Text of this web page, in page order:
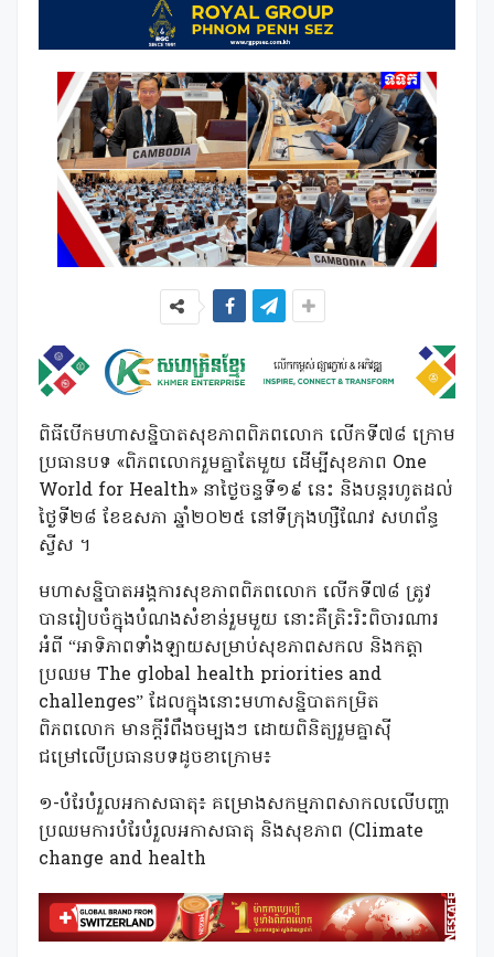
ពិធីបើកមហាសន្និបាតសុខភាពពិភពលោក លើកទី៧៨​ ក្រោម
ប្រធានបទ «ពិភពលោករួមគ្នាតែមួយ ដើម្បីសុខភាព One
World for Health» នាថ្ងៃចន្ទទី១៩ នេះ និងបន្តរហូតដល់
ថ្ងៃទី២៨ ខែឧសភា ឆ្នាំ២០២៥ នៅទីក្រុងហ្សឺណែវ សហព័ន្ធ
ស្វីស ។
មហាសន្និបាតអង្គការសុខភាពពិភពលោក លើកទី៧៨ ត្រូវ
បានរៀបចំក្នុងបំណងសំខាន់រួមមួយ នោះគឺត្រិះរិះពិចារណារ
អំពី “អាទិភាពទាំងឡាយសម្រាប់សុខភាពសកល និងកត្តា
ប្រឈម The global health priorities and
challenges” ដែលក្នុងនោះមហាសន្និបាតកម្រិត
ពិភពលោក មានក្តីរំពឹងចម្បងៗ ដោយពិនិត្យរួមគ្នាសុី
ជម្រៅលើប្រធានបទដូចខាក្រោម៖
១-បំរែបំរួលអកាសធាតុ៖ គម្រោងសកម្មភាពសាកលលើបញ្ហា
ប្រឈមការបំរែបំរួលអកាសធាតុ និងសុខភាព (Climate
change and health